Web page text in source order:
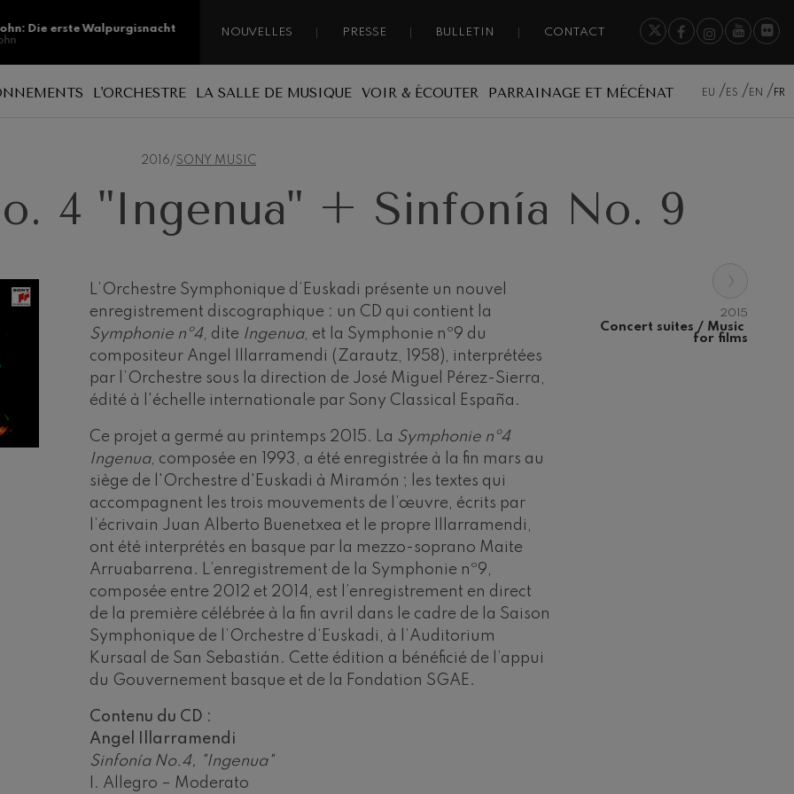
NOUVELLES PRESSE BULLETIN CONTACT
Types d’abonnements
abonnements
des abonnements
L'ORCHESTRE
Les musiciens
Administration
Nos sièges
Travailler dans l’orchestre
Engagement social
Transparence
Abestu Euskadiko Orkestrarekin
LA SALLE DE MUSIQUE VOIR & ÉCOUTER
de compositeurs basques
direct
PARRAINAGE ET MÉCÉNAT
Mécénat
EU ES EN FR
2016/ SONY MUSIC
4 "Ingenua" + Sinfonía No. 9
L’Orchestre Symphonique d’Euskadi présente un nouvel
enregistrement discographique : un CD qui contient la
Symphonie nº4, dite Ingenua, et la Symphonie nº9 du
compositeur Angel Illarramendi (Zarautz, 1958), interprétées
par l’Orchestre sous la direction de José Miguel Pérez-Sierra,
édité à l'échelle internationale par Sony Classical España.
Ce projet a germé au printemps 2015. La Symphonie nº4
Ingenua, composée en 1993, a été enregistrée à la fin mars au
siège de l'Orchestre d'Euskadi à Miramón ; les textes qui
accompagnent les trois mouvements de l’œuvre, écrits par
l’écrivain Juan Alberto Buenetxea et le propre Illarramendi,
ont été interprétés en basque par la mezzo-soprano Maite
Arruabarrena. L’enregistrement de la Symphonie nº9,
composée entre 2012 et 2014, est l’enregistrement en direct
de la première célébrée à la fin avril dans le cadre de la Saison
Symphonique de l’Orchestre d‘Euskadi, à l’Auditorium
Kursaal de San Sebastián. Cette édition a bénéficié de l’appui
du Gouvernement basque et de la Fondation SGAE.
Contenu du CD :
Angel Illarramendi
Sinfonía No.4, "Ingenua"
I. Allegro – Moderato
2015
Concert suites / Music
for films
Die erste Walpurgisnacht
Bach: Ich Habe Genug
Bach
di Roma
Concerto pour violoncelle
symphoniques
Symphonie nº83
Symphonie nº4
Chant nocturne dans la forêt